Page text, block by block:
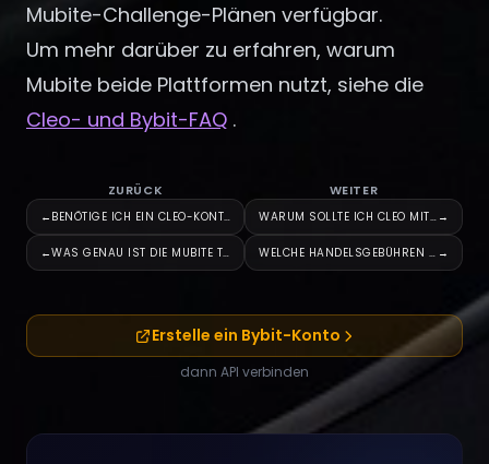
Mubite-Challenge-Plänen verfügbar.
Um mehr darüber zu erfahren, warum
Mubite beide Plattformen nutzt, siehe die
Cleo- und Bybit-FAQ .
ZURÜCK
← BENÖTIGE ICH EIN CLEO-KONTO, U
← WAS GENAU IST DIE MUBITE TRADI
WEITER
WARUM SOLLTE ICH CLEO MIT MUBI →
WELCHE HANDELSGEBÜHREN FALLEN →
Erstelle ein Bybit-Konto
dann API verbinden